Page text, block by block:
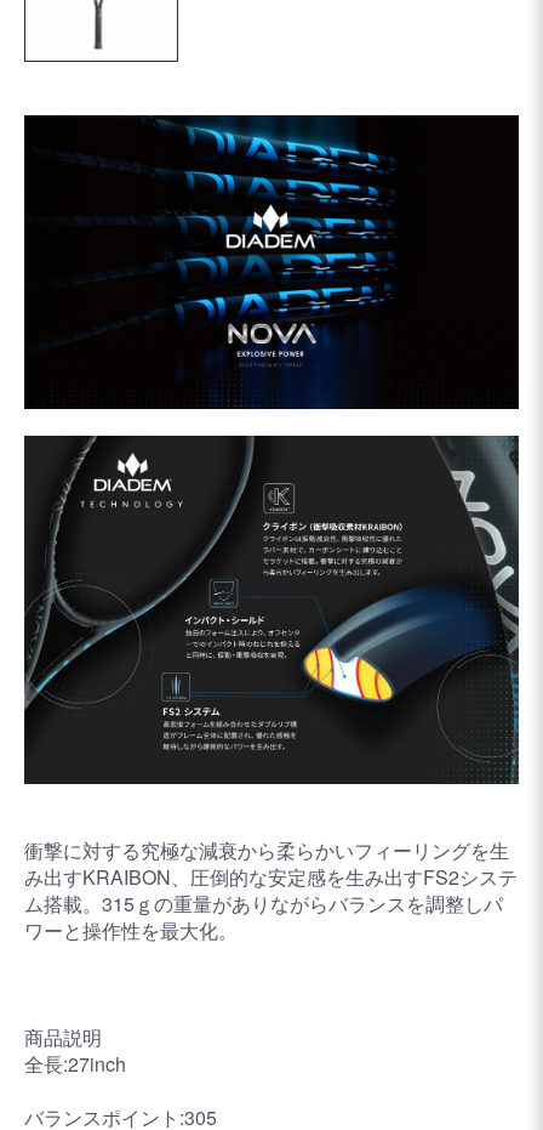
衝撃に対する究極な減衰から柔らかいフィーリングを生
み出すKRAIBON、圧倒的な安定感を生み出すFS2システ
ム搭載。315ｇの重量がありながらバランスを調整しパ
ワーと操作性を最大化。
商品説明
全長:27inch
バランスポイント:305